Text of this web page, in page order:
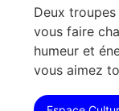
Deux
vous faire
humeur et
vous aimez